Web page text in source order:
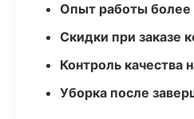
Опыт работы более
Скидки при заказе
Контроль качества
Уборка после